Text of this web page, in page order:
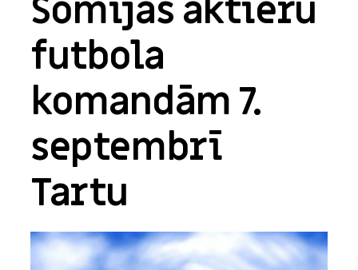
Somijas aktieru
futbola
komandām 7.
septembrī
Tartu